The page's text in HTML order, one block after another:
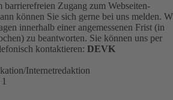
barrierefreien Zugang zum Webseiten-
können Sie sich gerne bei uns melden.
innerhalb einer angemessenen Frist (in
zu beantworten. Sie können uns per
kontaktieren: DEVK
Internetredaktion